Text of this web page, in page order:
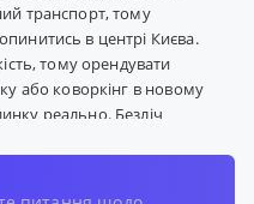
транспорт, тому
в центрі Києва.
тому орендувати
або коворкінг в новому
реально. Безліч
можна домовитися про